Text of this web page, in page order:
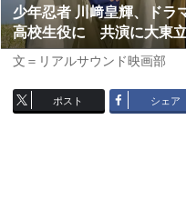
少年忍者 川﨑皇輝、ドラ
高校生役に 共演に大東
文＝リアルサウンド映画部
ポスト シェア